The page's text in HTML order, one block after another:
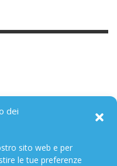
dei
sito web e per
le tue preferenze
IN UNA RETE DI